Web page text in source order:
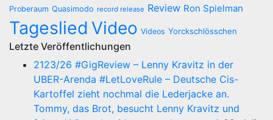
Proberaum Quasimodo record release Review Ron Spielman
Tageslied Video Videos Yorckschlösschen
Letzte Veröffentlichungen
2123/26 #GigReview – Lenny Kravitz in der
UBER-Arenda #LetLoveRule – Deutsche Cis-
Kartoffel zieht nochmal die Lederjacke an.
Tommy, das Brot, besucht Lenny Kravitz und